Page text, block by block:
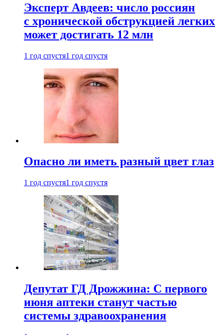
Эксперт Авдеев: число россиян
с хронической обструкцией легких
может достигать 12 млн
1 год спустя1 год спустя
Опасно ли иметь разный цвет глаз
1 год спустя1 год спустя
Депутат ГД Дрожжина: С первого
июня аптеки станут частью
системы здравоохранения